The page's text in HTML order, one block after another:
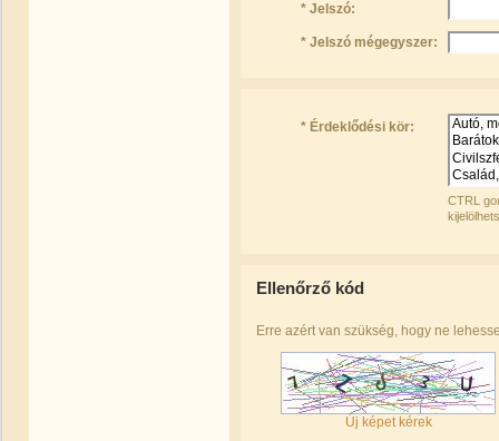
* Jelszó:
* Jelszó mégegyszer:
* Érdeklődési kör:
CTRL
Ellenőrző kód
Erre azért van szükség, hogy ne
Új képet kérek